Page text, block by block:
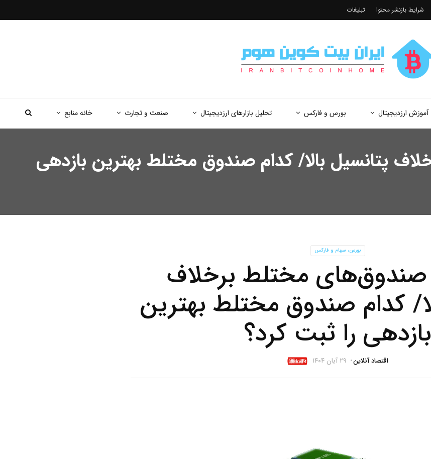
آموزش ارزدیجیتال بورس و فارکس تحلیل بازارهای ارزدیجیتال صنعت و تجارت خانه منابع
شرایط بازنشر محتوا تبلیغات
پتانسیل بالا/ کدام صندوق مختلط بهترین بازدهی
بورس، سهام و فارکس
صندوق‌های مختلط برخلاف
کدام صندوق مختلط بهترین
بازدهی را ثبت کرد؟
اقتصاد آنلاین ۲۹ آبان ۱۴۰۴